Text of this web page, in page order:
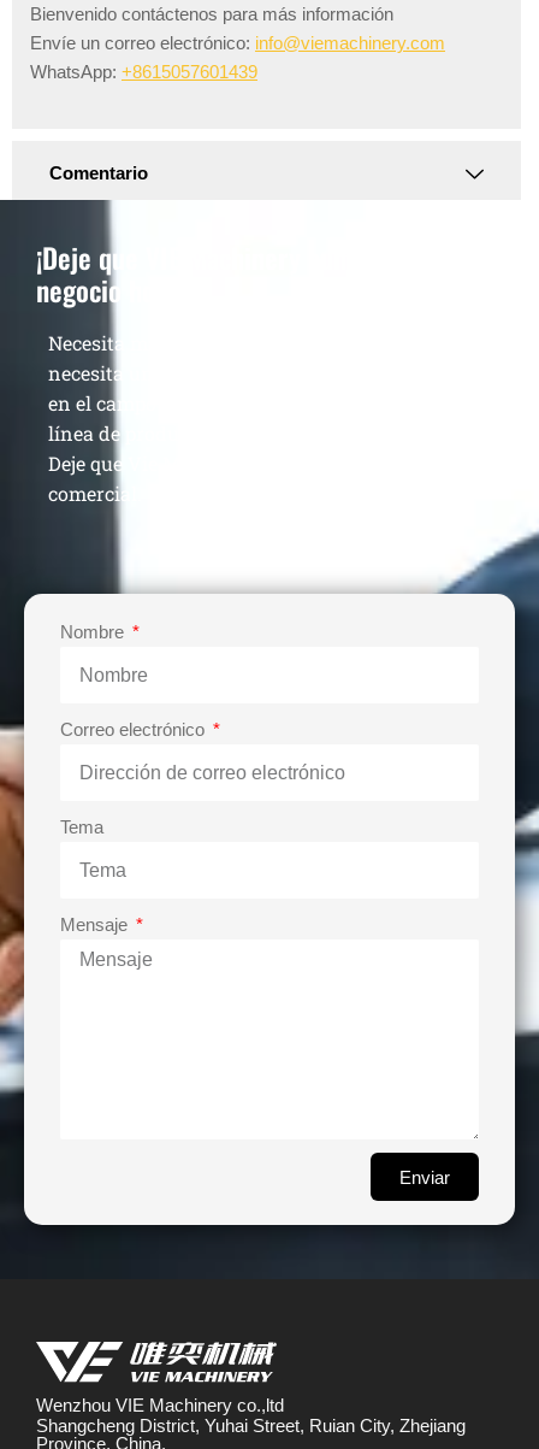
Bienvenido contáctenos para más información
Envíe un correo electrónico: info@viemachinery.com
WhatsApp: +8615057601439
Comentario
¡Deje que VIE Machinery aumente su
negocio hoy!
Necesita más que una sola máquina de calidad,
necesita un proveedor veterano que haya estado
en el campo durante 13 años para construir su
línea de producción y aumentar sus ganancias.
Deje que Vie Machinery lo ayude a lograr el éxito
comercial.
Nombre
Correo electrónico
Tema
Mensaje
Enviar
Wenzhou VIE Machinery co.,ltd
Shangcheng District, Yuhai Street, Ruian City, Zhejiang
Province, China.